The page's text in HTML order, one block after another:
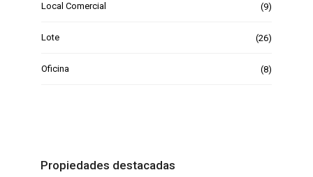
Local Comercial (9)
Lote (26)
Oficina (8)
Propiedades destacadas